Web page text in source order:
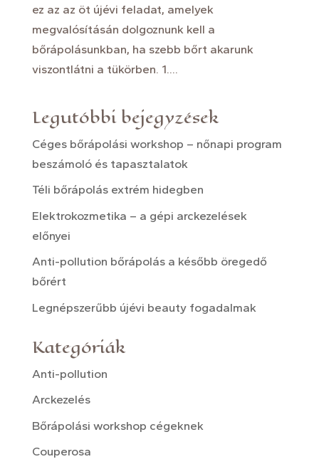
ez az az öt újévi feladat, amelyek
megvalósításán dolgoznunk kell a
bőrápolásunkban, ha szebb bőrt akarunk
viszontlátni a tükörben. 1....
Legutóbbi bejegyzések
Céges bőrápolási workshop – nőnapi program
beszámoló és tapasztalatok
Téli bőrápolás extrém hidegben
Elektrokozmetika – a gépi arckezelések
előnyei
Anti-pollution bőrápolás a később öregedő
bőrért
Legnépszerűbb újévi beauty fogadalmak
Kategóriák
Anti-pollution
Arckezelés
Bőrápolási workshop cégeknek
Couperosa